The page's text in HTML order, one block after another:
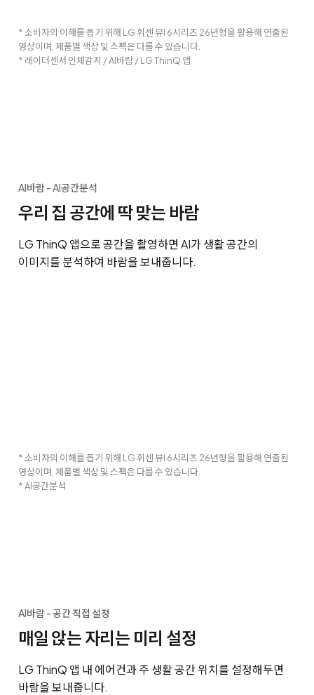
* 소비자의 이해를 돕기 위해 LG 휘센 뷰I 6시리즈 26년형을 활용해 연출된
영상이며, 제품별 색상 및 스펙은 다를 수 있습니다.
* 레이더센서 인체감지 / AI바람 / LG ThinQ 앱
AI바람 - AI공간분석
우리 집 공간에 딱 맞는 바람
LG ThinQ 앱으로 공간을 촬영하면 AI가 생활 공간의
이미지를 분석하여 바람을 보내줍니다.
* 소비자의 이해를 돕기 위해 LG 휘센 뷰I 6시리즈 26년형을 활용해 연출된
영상이며, 제품별 색상 및 스펙은 다를 수 있습니다.
* AI공간분석
AI바람 - 공간 직접 설정
매일 앉는 자리는 미리 설정
LG ThinQ 앱 내 에어컨과 주 생활 공간 위치를 설정해두면
바람을 보내줍니다.